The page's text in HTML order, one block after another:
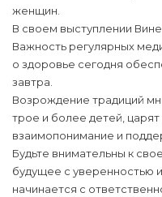
женщин.
В своем выступлении
Важность регулярных
о здоровье сегодня
завтра.
Возрождение традиций
трое и более детей,
взаимопонимание и
Будьте внимательны к
будущее с уверенностью
начинается с